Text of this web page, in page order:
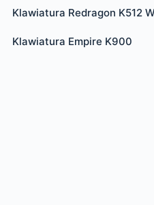
Klawiatura Redragon K512
Klawiatura Empire K900